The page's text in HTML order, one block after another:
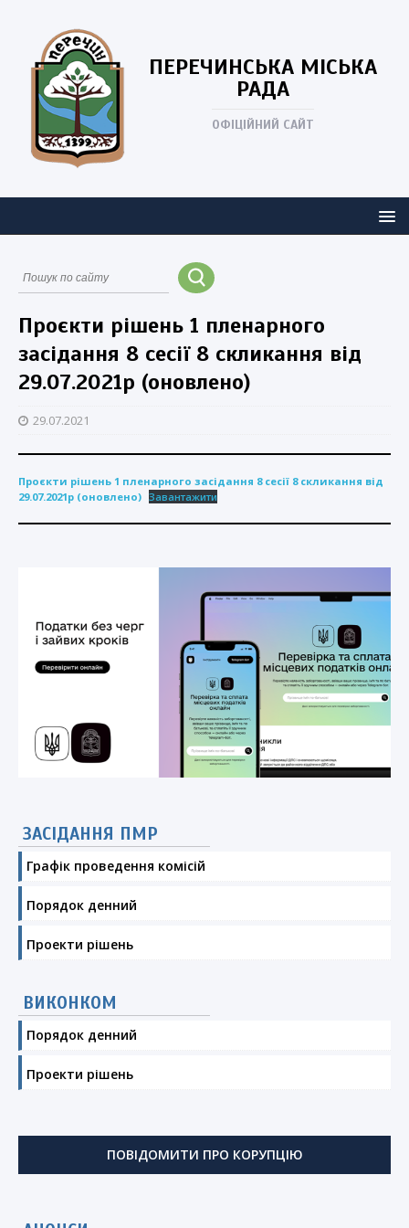
ПЕРЕЧИНСЬКА МІСЬКА
РАДА
ОФІЦІЙНИЙ САЙТ
Проєкти рішень 1 пленарного
засідання 8 сесії 8 скликання від
29.07.2021р (оновлено)
29.07.2021
Проєкти рішень 1 пленарного засідання 8 сесії 8 скликання від
29.07.2021р (оновлено) Завантажити
ЗАСІДАННЯ ПМР
Графік проведення комісій
Порядок денний
Проекти рішень
ВИКОНКОМ
Порядок денний
Проекти рішень
ПОВІДОМИТИ ПРО КОРУПЦІЮ